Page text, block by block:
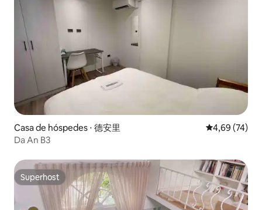
Casa de hóspedes ⋅ 德安里 4,69 de uma
4,69 (74)
Da An B3
Superhost
Superhost